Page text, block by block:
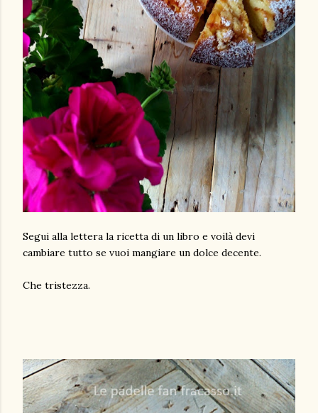
Segui alla lettera la ricetta di un libro e voilà devi
cambiare tutto se vuoi mangiare un dolce decente.
Che tristezza.